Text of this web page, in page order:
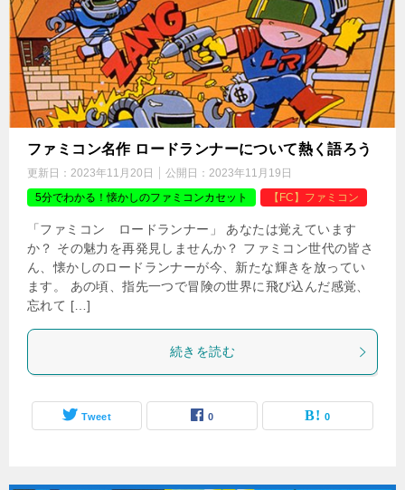
ファミコン名作 ロードランナーについて熱く語ろう
更新日： 2023年11月20日 公開日： 2023年11月19日
5分でわかる！懐かしのファミコンカセット
【FC】ファミコン
「ファミコン ロードランナー」 あなたは覚えています
か？ その魅力を再発見しませんか？ ファミコン世代の皆さ
ん、懐かしのロードランナーが今、新たな輝きを放ってい
ます。 あの頃、指先一つで冒険の世界に飛び込んだ感覚、
忘れて […]
続きを読む
Tweet 0 0